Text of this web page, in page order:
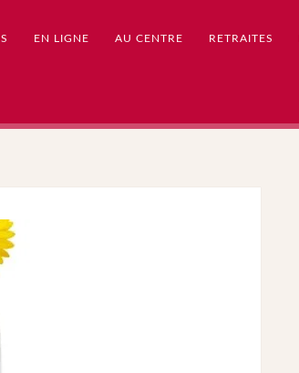
EN LIGNE AU CENTRE RETRAITES